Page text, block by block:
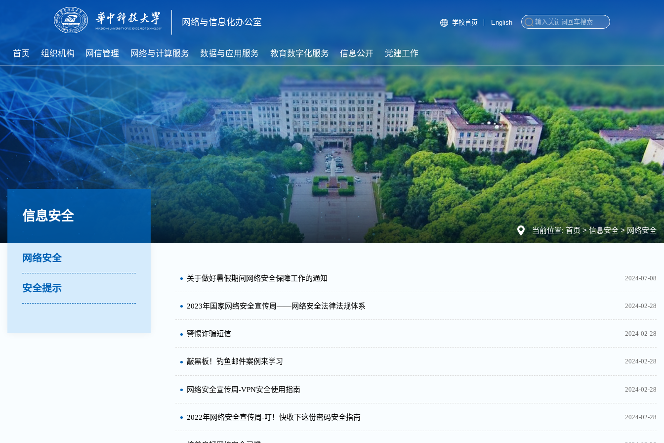
网络与信息化办公室 学校首页 English
首页 组织机构 网信管理 网络与计算服务 数据与应用服务 教育数字化服务 信息公开 党建工作
信息安全
当前位置:首页>信息安全>网络安全
网络安全
安全提示
关于做好暑假期间网络安全保障工作的通知 2024-07-08
2023年国家网络安全宣传周——网络安全法律法规体系 2024-02-28
警惕诈骗短信 2024-02-28
敲黑板！钓鱼邮件案例来学习 2024-02-28
网络安全宣传周-VPN安全使用指南 2024-02-28
2022年网络安全宣传周-叮！快收下这份密码安全指南 2024-02-28